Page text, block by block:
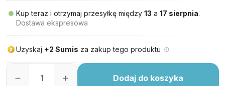
Kup teraz i otrzymaj przesyłkę między 13 a 17 sierpnia.
Dostawa ekspresowa
Uzyskaj +2 Sumis za zakup tego produktu
Dodaj do koszyka